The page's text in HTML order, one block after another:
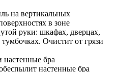
на вертикальных
в зоне
руки: шкафах, дверцах,
Очистит от грязи
бра
настенные бра